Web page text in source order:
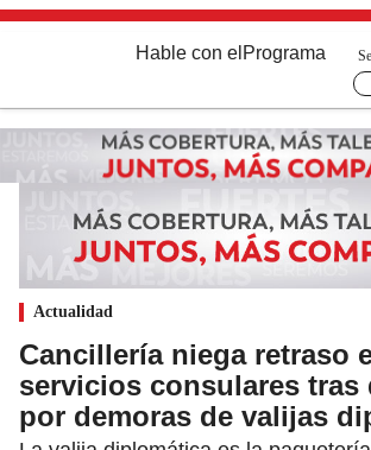
Hable con el Programa
Actualidad
Cancillería niega retraso
servicios consulares tras
por demoras de valijas